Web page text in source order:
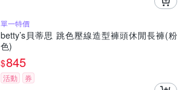
單一特價
betty’s貝蒂思 跳色壓線造型褲頭休閒長褲(粉
色)
$845
活動 券